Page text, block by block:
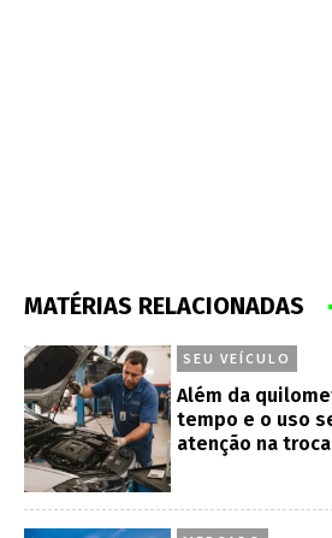
MATÉRIAS RELACIONADAS
SEU VEÍCULO
Além da
tempo e o uso
atenção na